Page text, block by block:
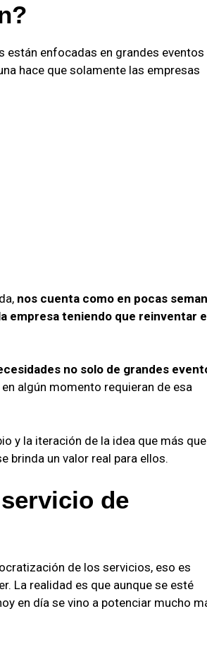
están enfocadas en grandes eventos
hace que solamente las empresas
nos cuenta como en pocas
empresa teniendo que reinventar
no solo de grandes
algún momento requieran de esa
y la iteración de la idea que más que
brinda un valor real para ellos.
de
de los servicios, eso es
La realidad es que aunque se esté
en día se vino a potenciar mucho